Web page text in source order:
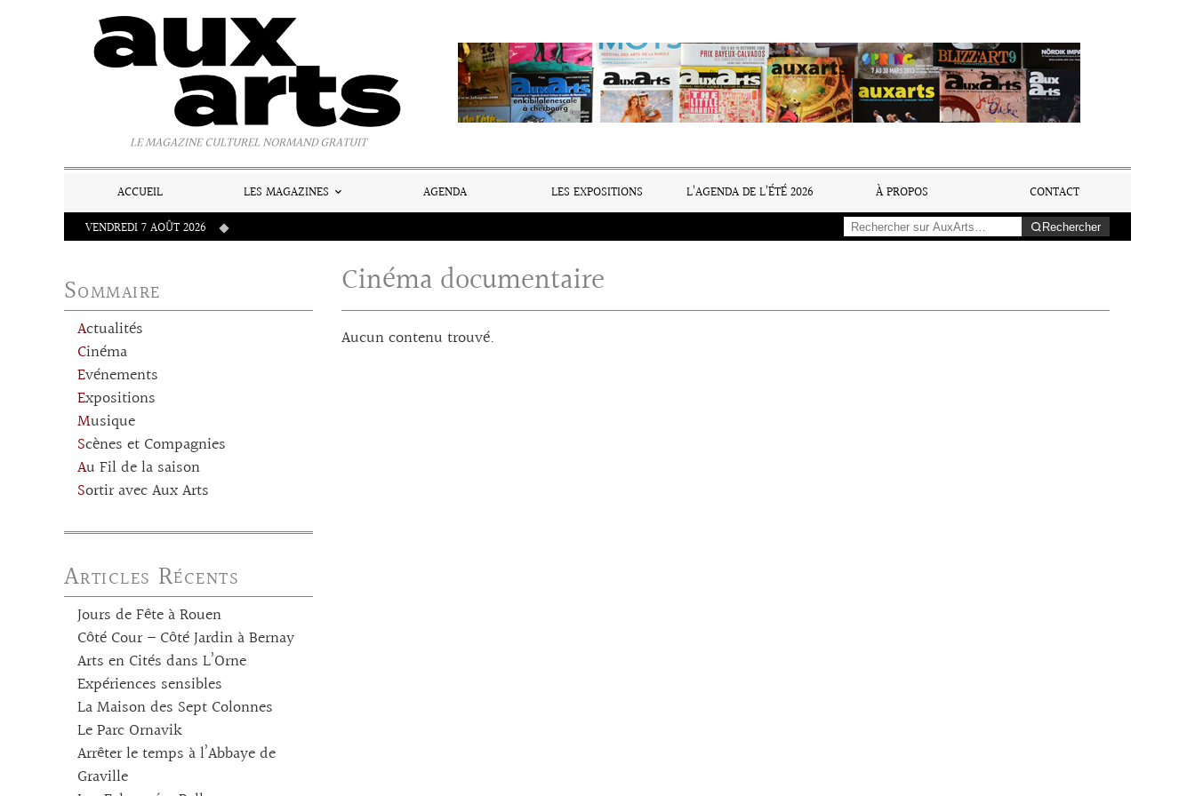
LE MAGAZINE CULTUREL NORMAND GRATUIT
ACCUEIL LES MAGAZINES AGENDA LES EXPOSITIONS L’AGENDA DE L’ÉTÉ 2026 À PROPOS
CONTACT
VENDREDI 7 AOÛT 2026
Rechercher
Sommaire
Actualités
Cinéma
Evénements
Expositions
Musique
Scènes et Compagnies
Au Fil de la saison
Sortir avec Aux Arts
Articles Récents
Jours de Fête à Rouen
Côté Cour – Côté Jardin à Bernay
Arts en Cités dans L’Orne
Expériences sensibles
La Maison des Sept Colonnes
Le Parc Ornavik
Arrêter le temps à l’Abbaye de
Graville
Cinéma documentaire
Aucun contenu trouvé.
Panneau de gestion des cookies